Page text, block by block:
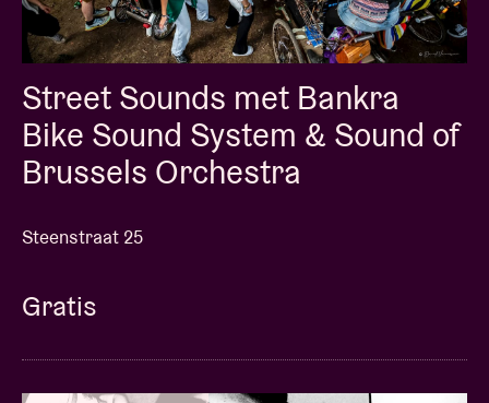
Street Sounds met Bankra
Bike Sound System & Sound of
Brussels Orchestra
Steenstraat 25
Gratis